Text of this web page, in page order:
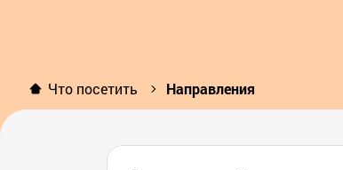
Что посетить Направления